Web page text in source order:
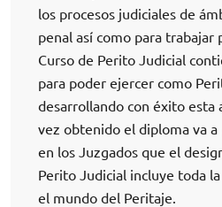
los procesos judiciales de
penal así como para trabajar
Curso de Perito Judicial
para poder ejercer como
desarrollando con éxito esta
vez obtenido el diploma va
en los Juzgados que el
Perito Judicial incluye toda
el mundo del Peritaje.